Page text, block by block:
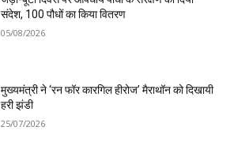
संदेश, 100 पौधों का किया वितरण
05/08/2026
मुख्यमंत्री ने ‘रन फॉर कारगिल हीरोज’ मैराथॉन को दिखायी
हरी झंडी
25/07/2026